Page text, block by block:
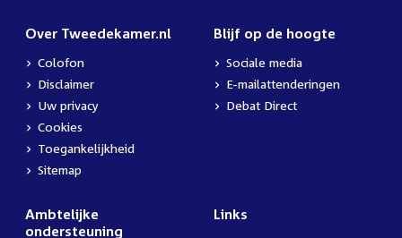
Over Tweedekamer.nl
Colofon
Disclaimer
Uw privacy
Cookies
Toegankelijkheid
Sitemap
Blijf op de hoogte
Sociale media
E-mailattenderingen
Debat Direct
Ambtelijke
ondersteuning
Links